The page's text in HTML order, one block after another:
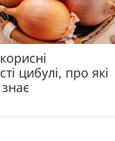
цибулі, про які